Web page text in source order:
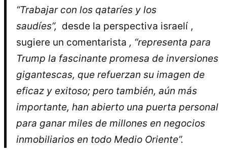
“Trabajar con los qataríes y los
saudíes”, desde la perspectiva israelí ,
sugiere un comentarista , “representa para
Trump la fascinante promesa de inversiones
gigantescas, que refuerzan su imagen de
eficaz y exitoso; pero también, aún más
importante, han abierto una puerta personal
para ganar miles de millones en negocios
inmobiliarios en todo Medio Oriente”.